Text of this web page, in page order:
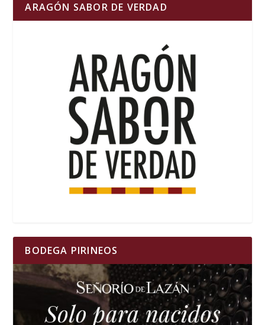
ARAGÓN SABOR DE VERDAD
BODEGA PIRINEOS